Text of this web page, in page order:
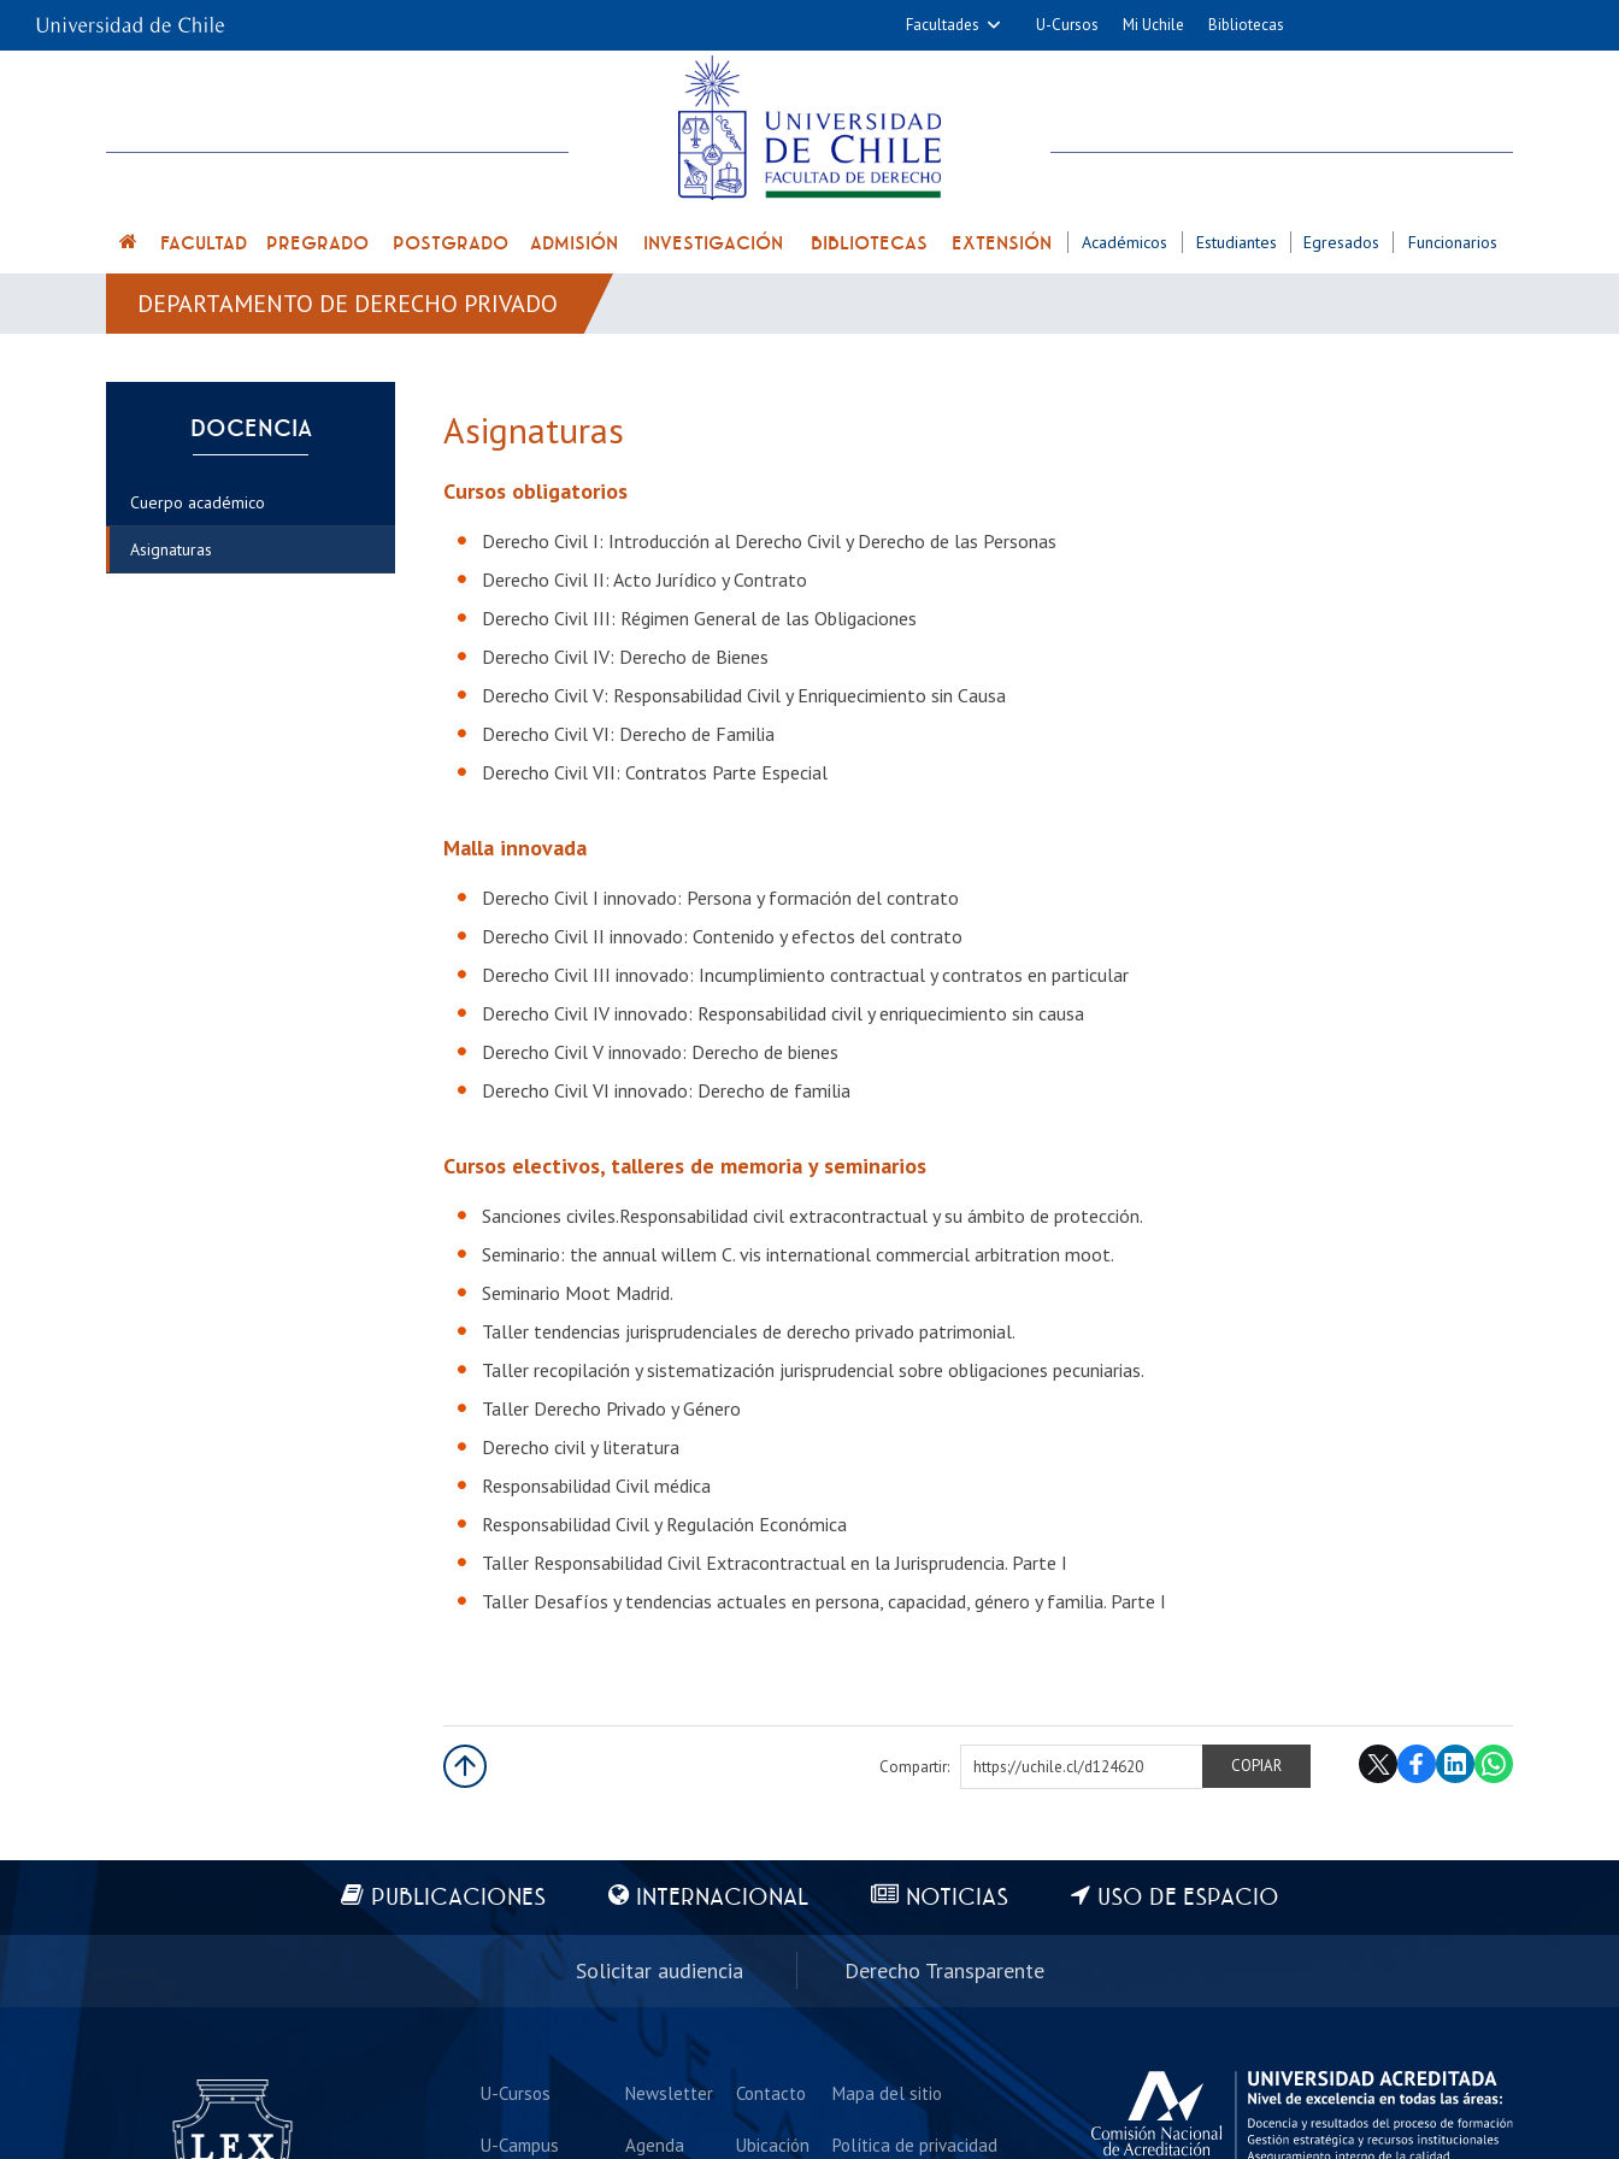
Facultades
Cs. Químicas y Farmacéuticas
Medicina
Odontología
U-Cursos Mi Uchile Bibliotecas
FACULTAD PREGRADO POSTGRADO ADMISIÓN INVESTIGACIÓN BIBLIOTECAS EXTENSIÓN Académicos Estudiantes Egresados Funcionarios
DEPARTAMENTO DE DERECHO PRIVADO
DOCENCIA
Cuerpo académico
Asignaturas
Asignaturas
Cursos obligatorios
Derecho Civil I: Introducción al Derecho Civil y Derecho de las Personas
Derecho Civil II: Acto Jurídico y Contrato
Derecho Civil III: Régimen General de las Obligaciones
Derecho Civil IV: Derecho de Bienes
Derecho Civil V: Responsabilidad Civil y Enriquecimiento sin Causa
Derecho Civil VI: Derecho de Familia
Derecho Civil VII: Contratos Parte Especial
Malla innovada
Derecho Civil I innovado: Persona y formación del contrato
Derecho Civil II innovado: Contenido y efectos del contrato
Derecho Civil III innovado: Incumplimiento contractual y contratos en particular
Derecho Civil IV innovado: Responsabilidad civil y enriquecimiento sin causa
Derecho Civil V innovado: Derecho de bienes
Derecho Civil VI innovado: Derecho de familia
Cursos electivos, talleres de memoria y seminarios
Sanciones civiles.Responsabilidad civil extracontractual y su ámbito de protección.
Seminario: the annual willem C. vis international commercial arbitration moot.
Seminario Moot Madrid.
Taller tendencias jurisprudenciales de derecho privado patrimonial.
Taller recopilación y sistematización jurisprudencial sobre obligaciones pecuniarias.
Taller Derecho Privado y Género
Derecho civil y literatura
Responsabilidad Civil médica
Responsabilidad Civil y Regulación Económica
Taller Responsabilidad Civil Extracontractual en la Jurisprudencia. Parte I
Taller Desafíos y tendencias actuales en persona, capacidad, género y familia. Parte I
Compartir:
https://uchile.cl/d124620
COPIAR
PUBLICACIONES INTERNACIONAL NOTICIAS USO DE ESPACIO
Solicitar audiencia Derecho Transparente
U-Cursos
U-Campus
Newsletter
Agenda
Contacto
Ubicación
Mapa del sitio
Política de privacidad